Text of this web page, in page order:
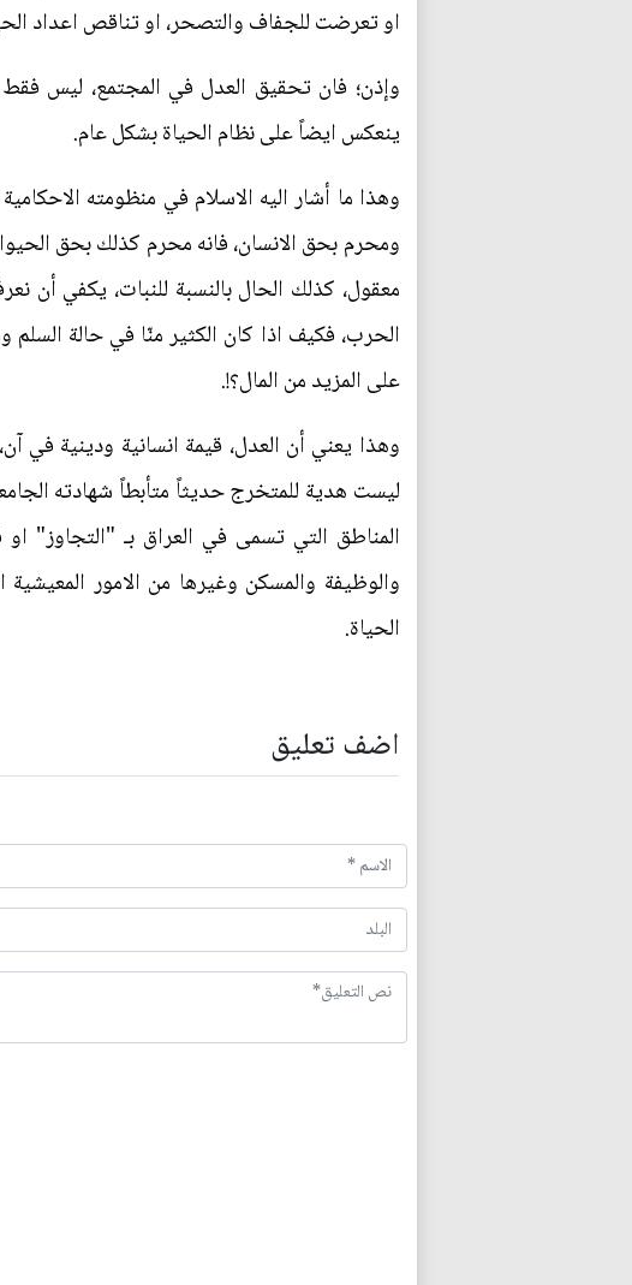
او تعرضت للجفاف والتصحر، او تناقص اعداد
وإذن؛ فان تحقيق العدل في المجتمع، ليس
ينعكس ايضاً على نظام الحياة بشكل عام.
وهذا ما أشار اليه الاسلام في منظومته
ومحرم بحق الانسان، فانه محرم كذلك بحق
معقول، كذلك الحال بالنسبة للنبات، يكفي أن
الحرب، فكيف اذا كان الكثير منّا في حالة
على المزيد من المال؟!.
وهذا يعني أن العدل، قيمة انسانية ودينية في
ليست هدية للمتخرج حديثاً متأبطاً شهادته
المناطق التي تسمى في العراق بـ "التجاوز"
والوظيفة والمسكن وغيرها من الامور
الحياة.
اضف تعليق